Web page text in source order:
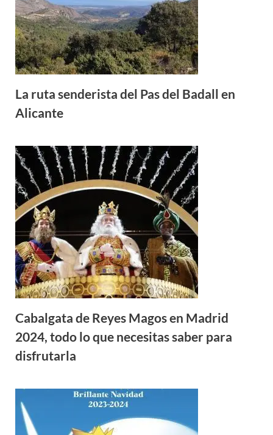
La ruta senderista del Pas del Badall en
Alicante
Cabalgata de Reyes Magos en Madrid
2024, todo lo que necesitas saber para
disfrutarla